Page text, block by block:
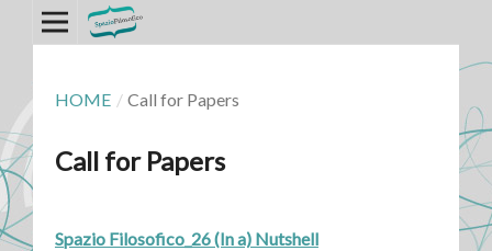
HOME / Call for Papers
Call for Papers
Spazio Filosofico_26 (In a) Nutshell